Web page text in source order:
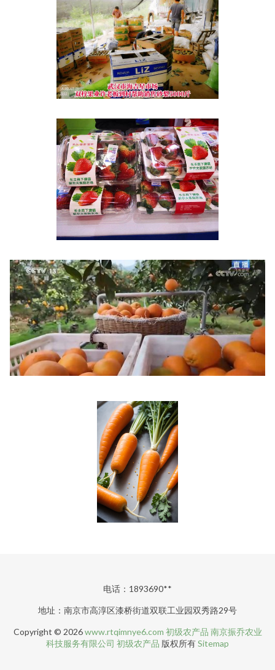
电话：1893690**
地址：南京市高淳区漆桥街道双联工业园双秀路29号
Copyright © 2026www.rtqimnye6.com 初级农产品 南京振乔农业
科技服务有限公司 初级农产品 版权所有Sitemap